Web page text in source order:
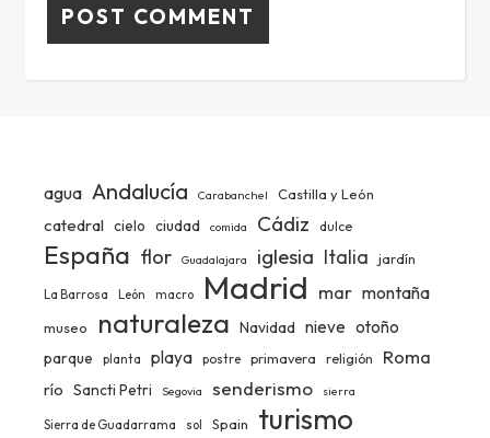
agua Andalucía Carabanchel Castilla y León
catedral cielo ciudad comida Cádiz dulce
España flor Guadalajara iglesia Italia jardín
La Barrosa León macro Madrid mar montaña
museo naturaleza Navidad nieve otoño
parque planta playa postre primavera religión Roma
río Sancti Petri Segovia senderismo sierra
Sierra de Guadarrama sol Spain turismo